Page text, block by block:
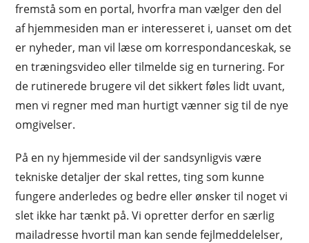
fremstå som en portal, hvorfra man vælger den del
af hjemmesiden man er interesseret i, uanset om det
er nyheder, man vil læse om korrespondanceskak, se
en træningsvideo eller tilmelde sig en turnering. For
de rutinerede brugere vil det sikkert føles lidt uvant,
men vi regner med man hurtigt vænner sig til de nye
omgivelser.
På en ny hjemmeside vil der sandsynligvis være
tekniske detaljer der skal rettes, ting som kunne
fungere anderledes og bedre eller ønsker til noget vi
slet ikke har tænkt på. Vi opretter derfor en særlig
mailadresse hvortil man kan sende fejlmeddelelser,